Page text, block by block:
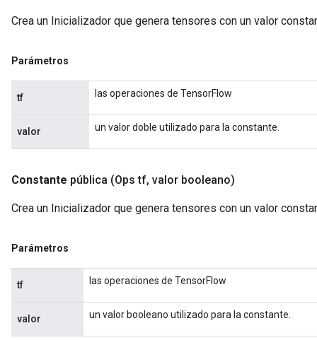
Crea un Inicializador que genera tensores con un valor
Parámetros
tf las operaciones de TensorFlow
valor un valor doble utilizado para la constante.
Constante pública (Ops tf, valor booleano)
Crea un Inicializador que genera tensores con un valor
Parámetros
tf las operaciones de TensorFlow
valor un valor booleano utilizado para la constante.